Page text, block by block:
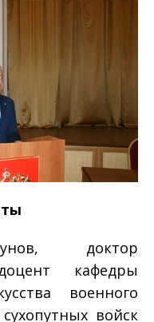
доктор
кафедры
военного
войск